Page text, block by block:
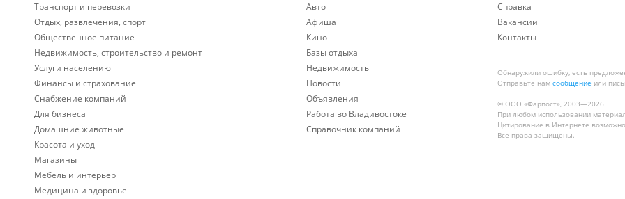
Транспорт и перевозки
Отдых, развлечения, спорт
Общественное питание
Недвижимость, строительство и ремонт
Услуги населению
Финансы и страхование
Снабжение компаний
Для бизнеса
Домашние животные
Красота и уход
Магазины
Мебель и интерьер
Медицина и здоровье
Авто
Афиша
Кино
Базы отдыха
Недвижимость
Новости
Объявления
Работа во Владивостоке
Справочник компаний
Справка
Вакансии
Контакты
Обнаружили ошибку, есть
Отправьте нам сообщение или
© ООО «Фарпост», 2003—2026
При любом использовании
Цитирование в Интернете
Все права защищены.